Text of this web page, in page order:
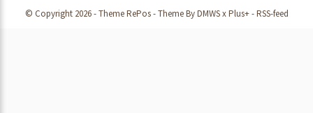
© Copyright 2026- Theme RePos - Theme ByDMWSxPlus+-RSS-feed